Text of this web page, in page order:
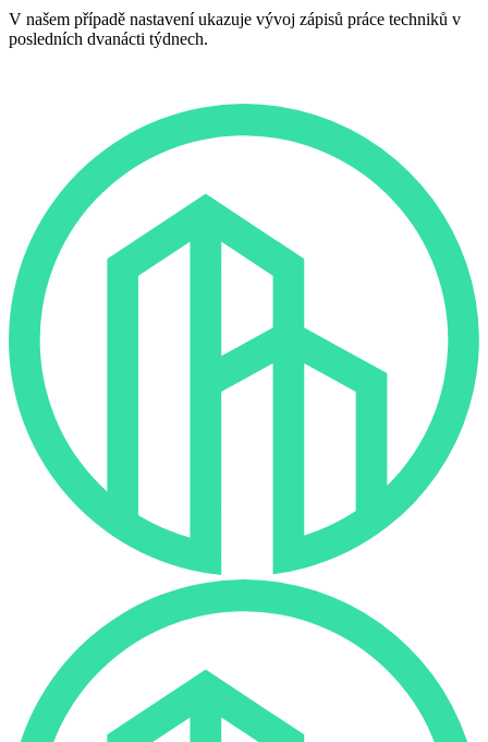
V našem případě nastavení ukazuje vývoj zápisů práce techniků v
posledních dvanácti týdnech.